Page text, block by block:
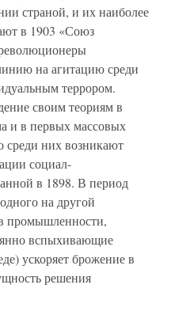
страной, и их наиболее
в 1903 «Союз
на агитацию среди
террором.
своим теориям в
и в первых массовых
среди них возникают
социал-
в 1898. В период
на другой
промышленности,
вспыхивающие
ускоряет брожение в
решения